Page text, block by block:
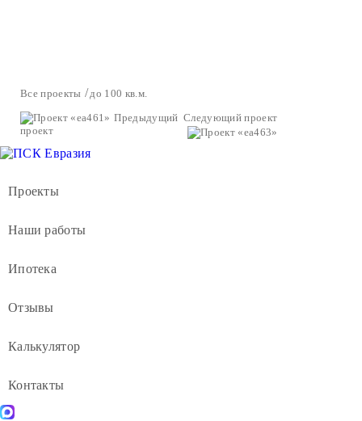
Все проекты
до 100 кв.м.
Предыдущий
проект
Следующий проект
Проекты
Наши работы
Ипотека
Отзывы
Калькулятор
Контакты